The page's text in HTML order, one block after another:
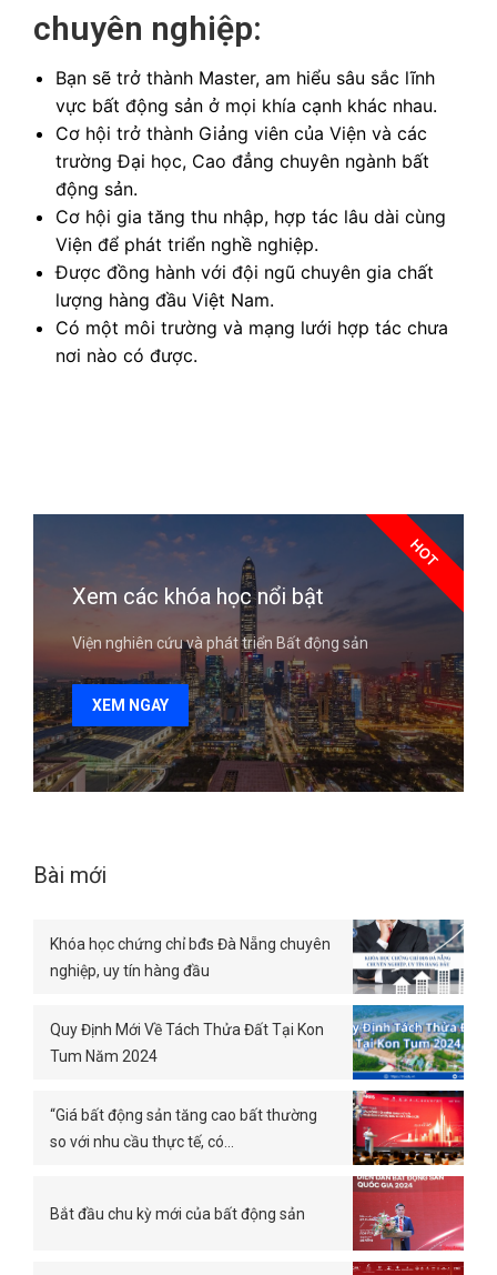
chuyên nghiệp:
Bạn sẽ trở thành Master, am hiểu sâu sắc lĩnh
vực bất động sản ở mọi khía cạnh khác nhau.
Cơ hội trở thành Giảng viên của Viện và các
trường Đại học, Cao đẳng chuyên ngành bất
động sản.
Cơ hội gia tăng thu nhập, hợp tác lâu dài cùng
Viện để phát triển nghề nghiệp.
Được đồng hành với đội ngũ chuyên gia chất
lượng hàng đầu Việt Nam.
Có một môi trường và mạng lưới hợp tác chưa
nơi nào có được.
Xem các khóa học nổi bật
Viện nghiên cứu và phát triển Bất động sản
XEM NGAY
HOT
Bài mới
Khóa học chứng chỉ bđs Đà Nẵng chuyên
nghiệp, uy tín hàng đầu
Quy Định Mới Về Tách Thửa Đất Tại Kon
Tum Năm 2024
“Giá bất động sản tăng cao bất thường
so với nhu cầu thực tế, có…
Bắt đầu chu kỳ mới của bất động sản